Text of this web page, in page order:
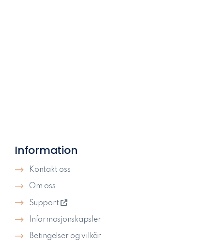
Information
Kontakt oss
Om oss
Support
Informasjonskapsler
Betingelser og vilkår